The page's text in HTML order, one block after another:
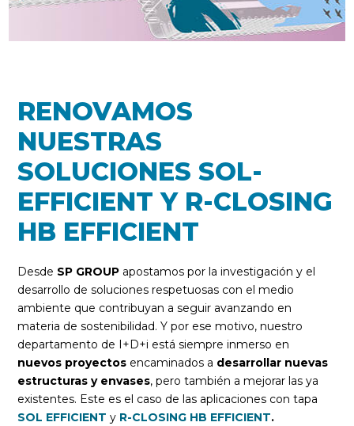
RENOVAMOS
NUESTRAS
SOLUCIONES SOL-
EFFICIENT Y R-CLOSING
HB EFFICIENT
Desde SP GROUP apostamos por la investigación y el
desarrollo de soluciones respetuosas con el medio
ambiente que contribuyan a seguir avanzando en
materia de sostenibilidad. Y por ese motivo, nuestro
departamento de I+D+i está siempre inmerso en
nuevos proyectos encaminados a desarrollar nuevas
estructuras y envases, pero también a mejorar las ya
existentes. Este es el caso de las aplicaciones con tapa
SOL EFFICIENT y R-CLOSING HB EFFICIENT.